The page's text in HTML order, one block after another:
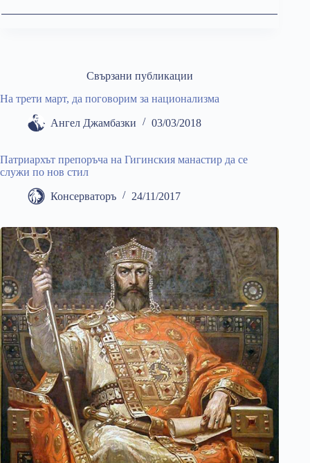
Свързани публикации
На трети март, да поговорим за национализма
Ангел Джамбазки 03/03/2018
Патриархът препоръча на Гигинския манастир да се
служи по нов стил
Консерваторъ 24/11/2017